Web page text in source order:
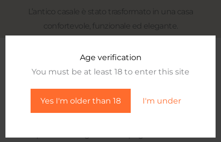
Age verification
You must be at least 18 to enter this site
Yes I'm older than 18 I'm under
L’antico casale è stato trasformato in una casa
confortevole, funzionale ed elegante.
Una proposta esclusiva e famigliare che vuole
progetto: